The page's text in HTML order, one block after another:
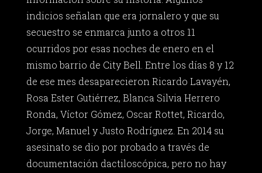
indicios señalan que era jornalero y que su
secuestro se enmarca junto a otros 11
ocurridos por esas noches de enero en el
mismo barrio de City Bell. Entre los días 8 y 12
de ese mes desaparecieron Ricardo Lavayén,
Rosa Ester Gutiérrez, Blanca Silvia Herrero
Ronda, Víctor Gómez, Oscar Rottet, Ricardo,
Jorge, Manuel y Justo Rodríguez. En 2014 su
asesinato se dio por probado a través de
documentación dactiloscópica, pero no hay